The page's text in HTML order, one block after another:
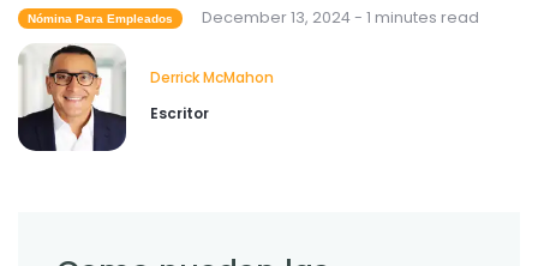
Nómina Para Empleados December 13, 2024 - 1 minutes read
Derrick McMahon
Escritor